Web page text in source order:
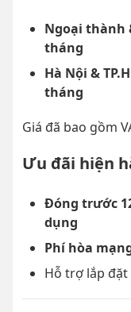
Ngoại thành
tháng
Hà Nội &
tháng
Giá đã bao gồm
Ưu đãi hiện
Đóng trước
dụng
Phí hòa
Hỗ trợ lắp